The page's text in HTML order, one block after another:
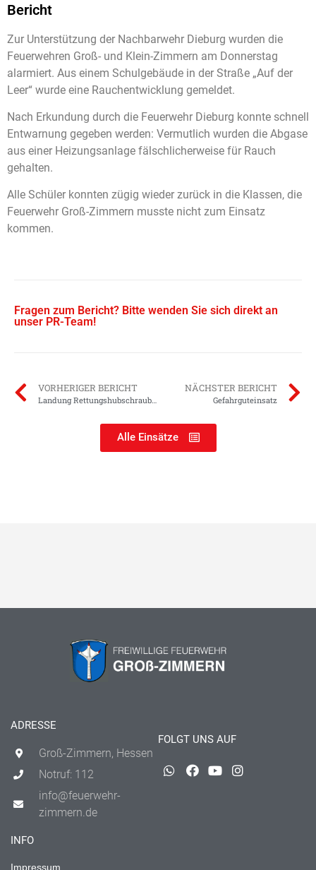
Bericht
Zur Unterstützung der Nachbarwehr Dieburg wurden die
Feuerwehren Groß- und Klein-Zimmern am Donnerstag
alarmiert. Aus einem Schulgebäude in der Straße „Auf der
Leer“ wurde eine Rauchentwicklung gemeldet.
Nach Erkundung durch die Feuerwehr Dieburg konnte schnell
Entwarnung gegeben werden: Vermutlich wurden die Abgase
aus einer Heizungsanlage fälschlicherweise für Rauch
gehalten.
Alle Schüler konnten zügig wieder zurück in die Klassen, die
Feuerwehr Groß-Zimmern musste nicht zum Einsatz
kommen.
Fragen zum Bericht? Bitte wenden Sie sich direkt an
unser PR-Team!
VORHERIGER BERICHT NÄCHSTER BERICHT
Gefahrguteinsatz
Alle Einsätze
ADRESSE
Groß-Zimmern, Hessen
Notruf: 112
info@feuerwehr-
zimmern.de
FOLGT UNS AUF
INFO
Impressum